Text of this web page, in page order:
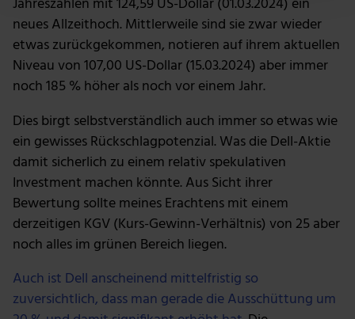
Abschnitt Einzelheitenfest.
Wir verwenden Cookies, um Inhalte und Anzeigen zu
personalisieren, Funktionen für soziale Medien anbieten
zu können und die Zugriffe auf unsere Website zu
deiner Verwendung unserer Website an unsere Partner
für soziale Medien, Werbung und Analysen weiter.
Unsere Partner führen diese Informationen
möglicherweise mit weiteren Daten zusammen, die du
ihnen bereitgestellt hast oder die sie im Rahmen deiner
Nutzung der Dienste gesammelt haben.
neues Allzeithoch. Mittlerweile sind sie zwar wieder
etwas zurückgekommen, notieren auf ihrem aktuellen
Niveau von 107,00 US-Dollar (15.03.2024) aber immer
noch 185 % höher als noch vor einem Jahr.
Dies birgt selbstverständlich auch immer so etwas wie
ein gewisses Rückschlagpotenzial. Was die Dell-Aktie
damit sicherlich zu einem relativ spekulativen
Investment machen könnte. Aus Sicht ihrer
Bewertung sollte meines Erachtens mit einem
derzeitigen KGV (Kurs-Gewinn-Verhältnis) von 25 aber
noch alles im grünen Bereich liegen.
Auch ist Dell anscheinend mittelfristig so
zuversichtlich, dass man gerade die Ausschüttung um